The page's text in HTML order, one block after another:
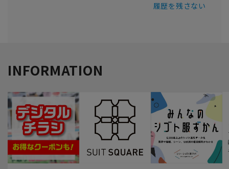
履歴を残さない
INFORMATION